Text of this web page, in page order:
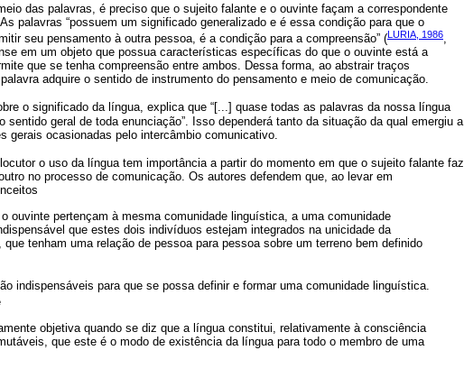
das palavras, é preciso que o sujeito falante e o ouvinte façam a correspondente
palavras “possuem um significado generalizado e é essa condição para que o
seu pensamento à outra pessoa, é a condição para a compreensão” (LURIA, 1986,
em um objeto que possua características específicas do que o ouvinte está a
que se tenha compreensão entre ambos. Dessa forma, ao abstrair traços
adquire o sentido de instrumento do pensamento e meio de comunicação.
o significado da língua, explica que “[...] quase todas as palavras da nossa língua
geral de toda enunciação”. Isso dependerá tanto da situação da qual emergiu a
gerais ocasionadas pelo intercâmbio comunicativo.
o uso da língua tem importância a partir do momento em que o sujeito falante faz
no processo de comunicação. Os autores defendem que, ao levar em
ouvinte pertençam à mesma comunidade linguística, a uma comunidade
que estes dois indivíduos estejam integrados na unicidade da
tenham uma relação de pessoa para pessoa sobre um terreno bem definido
indispensáveis para que se possa definir e formar uma comunidade linguística.
objetiva quando se diz que a língua constitui, relativamente à consciência
que este é o modo de existência da língua para todo o membro de uma